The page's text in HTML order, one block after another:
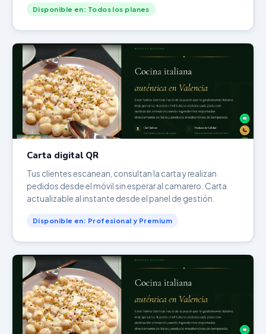
Disponible en: Todos los planes
Carta digital QR
Tus clientes escanean, consultan la carta y realizan
pedidos desde el móvil sin esperar al camarero. Carta
actualizable al instante desde el panel de gestión.
Disponible en: Profesional y Premium